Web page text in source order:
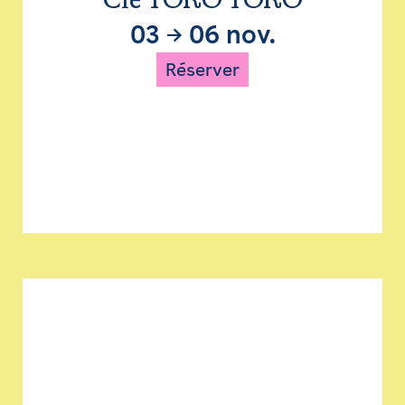
03 → 06 nov.
Réserver